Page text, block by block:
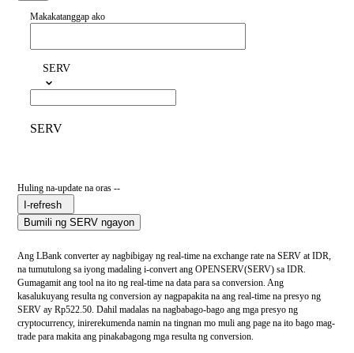
Makakatanggap ako
SERV
SERV
Huling na-update na oras --
I-refresh
Bumili ng SERV ngayon
Ang LBank converter ay nagbibigay ng real-time na exchange rate na SERV at IDR,
na tumutulong sa iyong madaling i-convert ang OPENSERV(SERV) sa IDR.
Gumagamit ang tool na ito ng real-time na data para sa conversion. Ang
kasalukuyang resulta ng conversion ay nagpapakita na ang real-time na presyo ng
SERV ay Rp522.50. Dahil madalas na nagbabago-bago ang mga presyo ng
cryptocurrency, inirerekumenda namin na tingnan mo muli ang page na ito bago mag-
trade para makita ang pinakabagong mga resulta ng conversion.